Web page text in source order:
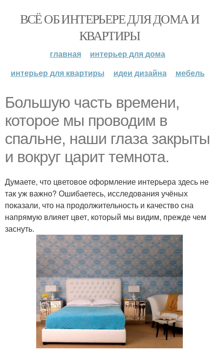
ВСЁ ОБ ИНТЕРЬЕРЕ ДЛЯ ДОМА И
КВАРТИРЫ
главная
интерьер для дома
интерьер для квартиры
идеи дизайна мебель
Большую часть времени,
которое мы проводим в
спальне, наши глаза закрыты
и вокруг царит темнота.
Думаете, что цветовое оформление интерьера здесь не
так уж важно? Ошибаетесь, исследования учёных
показали, что на продолжительность и качество сна
напрямую влияет цвет, который мы видим, прежде чем
заснуть.